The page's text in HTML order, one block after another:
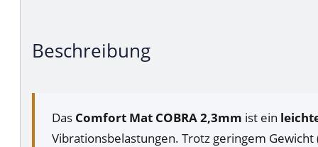
Beschreibung
Das Comfort Mat COBRA 2,3mm ist ein
Vibrationsbelastungen. Trotz geringem